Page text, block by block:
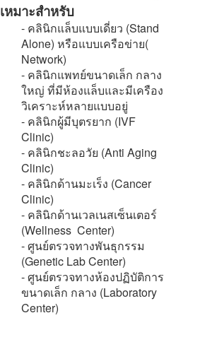
เหมาะสำหรับ
- คลินิกแล็บแบบเดี่ยว (Stand
Alone) หรือแบบเครือข่าย(
Network)
- คลินิกแพทย์ขนาดเล็ก กลาง
ใหญ่ ที่มีห้องแล็บและมีเครือง
วิเคราะห์หลายแบบอยู่
- คลินิกผู้มีบุตรยาก (IVF
Clinic)
- คลินิกชะลอวัย (Anti Aging
Clinic)
- คลินิกด้านมะเร็ง (Cancer
Clinic)
- คลินิกด้านเวลเนสเซ็นเตอร์
(Wellness Center)
- ศูนย์ตรวจทางพันธุกรรม
(Genetic Lab Center)
- ศูนย์ตรวจทางห้องปฏิบัติการ
ขนาดเล็ก กลาง (Laboratory
Center)